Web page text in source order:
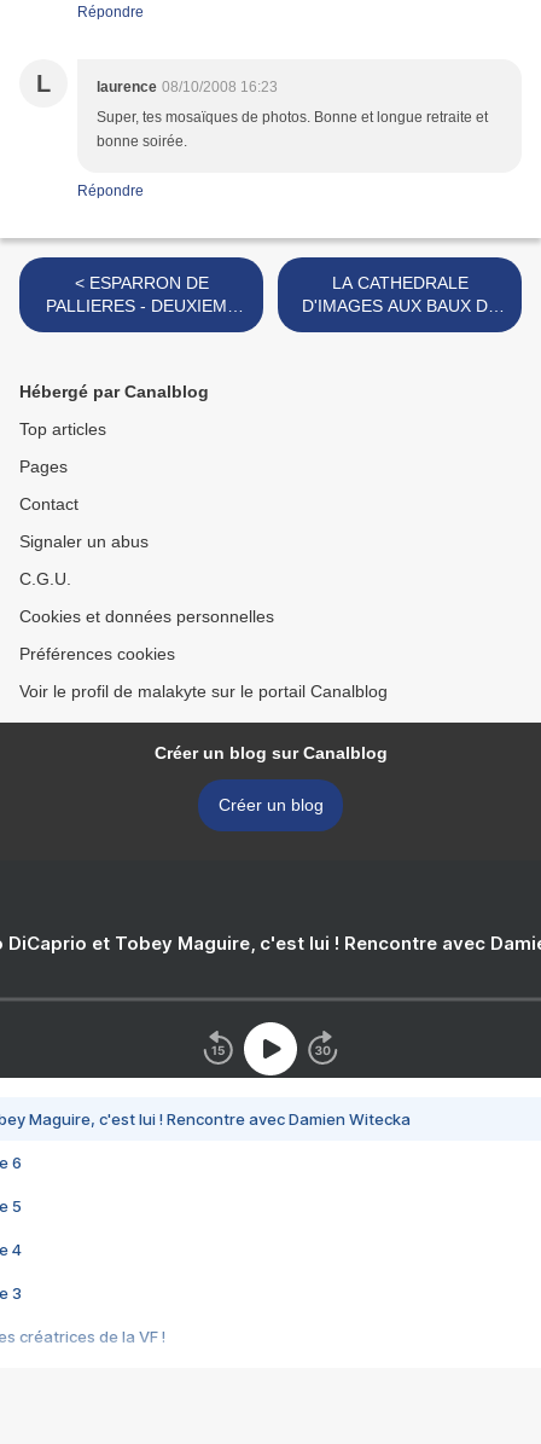
Répondre
L laurence 08/10/2008 16:23
Super, tes mosaïques de photos. Bonne et longue retraite et
bonne soirée.
Répondre
< ESPARRON DE
PALLIERES - DEUXIEME
PARTIE : LE VILLAGE
LA CATHEDRALE
D'IMAGES AUX BAUX DE
PROVENCE >
Hébergé par Canalblog
Top articles
Pages
Contact
Signaler un abus
C.G.U.
Cookies et données personnelles
Préférences cookies
Voir le profil de malakyte sur le portail Canalblog
Créer un blog sur Canalblog
Créer un blog
DiCaprio et Tobey Maguire, c'est lui ! Rencontre avec
Maguire, c'est lui ! Rencontre avec Damien Witecka
6
5
4
3
créatrices de la VF !